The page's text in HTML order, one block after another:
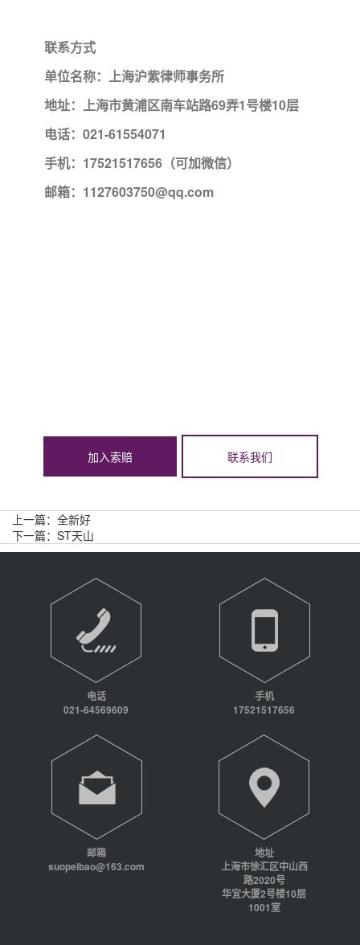
联系方式
单位名称：上海沪紫律师事务所
地址：上海市黄浦区南车站路69弄1号楼10层
电话：021-61554071
手机：17521517656（可加微信）
邮箱：1127603750@qq.com
加入索赔 联系我们
上一篇： 全新好
下一篇： ST天山
电话
021-64569609
手机
17521517656
邮箱
suopeibao@163.com
地址
上海市徐汇区中山西
路2020号
华宜大厦2号楼10层
1001室